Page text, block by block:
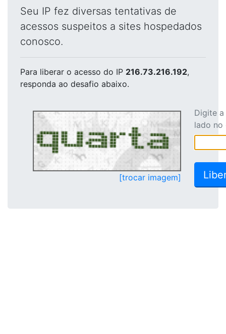
Seu IP fez diversas tentativas de
acessos suspeitos a sites hospedados
conosco.
Para liberar o acesso do IP 216.73.216.192,
responda ao desafio abaixo.
[trocar imagem]
Digite
lado no